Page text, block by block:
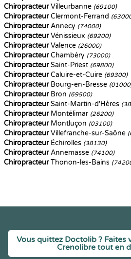
ChiropracteurVilleurbanne (69100)
ChiropracteurClermont-Ferrand
ChiropracteurAnnecy (74000)
ChiropracteurVénissieux (69200)
ChiropracteurValence (26000)
ChiropracteurChambéry (73000)
ChiropracteurSaint-Priest (69800)
ChiropracteurCaluire-et-Cuire (69300)
ChiropracteurBourg-en-Bresse
ChiropracteurBron (69500)
ChiropracteurSaint-Martin-d'Hères
ChiropracteurMontélimar (26200)
ChiropracteurMontluçon (03100)
ChiropracteurVillefranche-sur-Saône
ChiropracteurÉchirolles (38130)
ChiropracteurAnnemasse (74100)
ChiropracteurThonon-les-Bains
Vous quittez Doctolib ? Faites
Crenolibre tout en